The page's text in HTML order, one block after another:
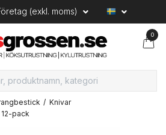
(exkl. moms)
0
Knivar
pack